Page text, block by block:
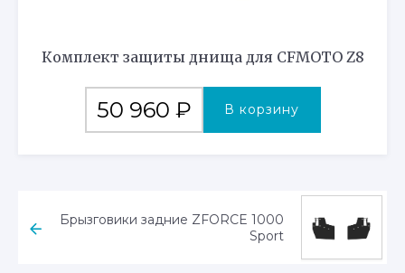
Комплект защиты днища для CFMOTO Z8
50 960 ₽ В корзину
Брызговики задние ZFORCE 1000
Sport